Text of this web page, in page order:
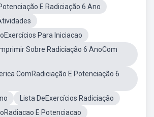
E Radiciação 6 Ano
Para Iniciacao
Sobre Radiciação 6 AnoCom
ComRadiciação E Potenciação 6
Lista DeExercícios Radiciação
E Potenciacao